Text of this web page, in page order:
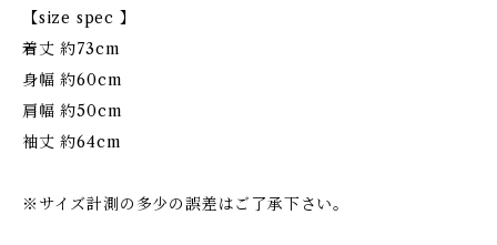
【size spec 】
着丈 約73cm
身幅 約60cm
肩幅 約50cm
袖丈 約64cm
※サイズ計測の多少の誤差はご了承下さい。